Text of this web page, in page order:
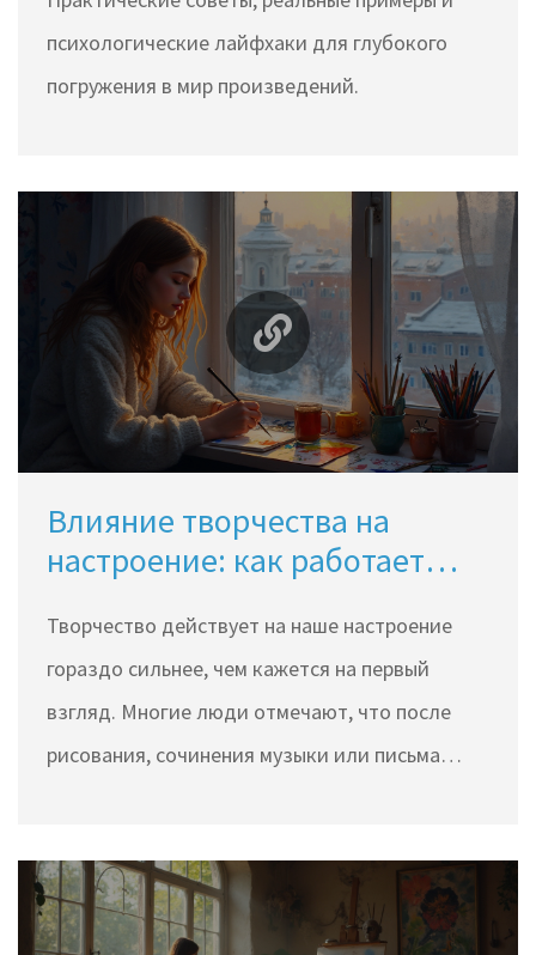
психологические лайфхаки для глубокого
погружения в мир произведений.
Влияние творчества на
настроение: как работает
Творчество действует на наше настроение
гораздо сильнее, чем кажется на первый
взгляд. Многие люди отмечают, что после
рисования, сочинения музыки или письма
эмоции запускают творческий процесс и что
делать, если вдохновения нет. В тексте есть